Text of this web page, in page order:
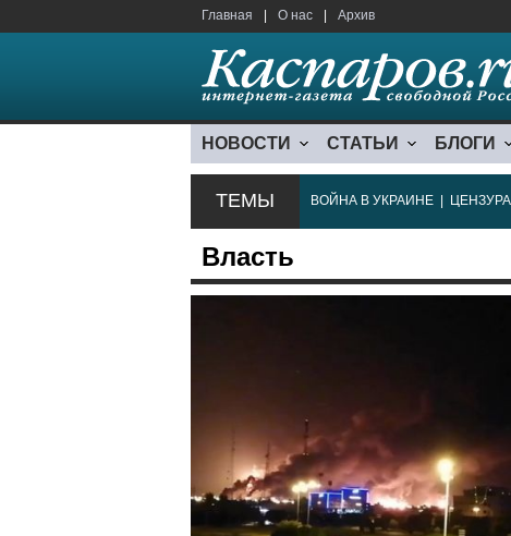
Главная О нас Архив
НОВОСТИ СТАТЬИ БЛОГИ
ТЕМЫ ВОЙНА В УКРАИНЕ ЦЕНЗУРА
Власть